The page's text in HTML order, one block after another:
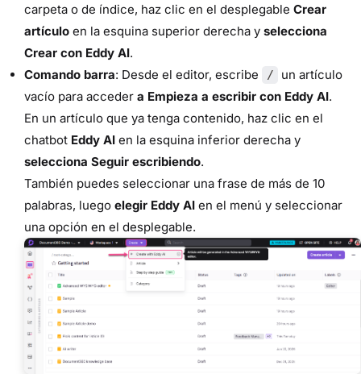
carpeta o de índice, haz clic en el desplegable Crear
artículo en la esquina superior derecha y selecciona
Crear con Eddy AI.
Comando barra: Desde el editor, escribe /
un artículo
vacío para acceder a Empieza a escribir con Eddy AI.
En un artículo que ya tenga contenido, haz clic en el
chatbot Eddy AI en la esquina inferior derecha y
selecciona Seguir escribiendo.
También puedes seleccionar una frase de más de 10
palabras, luego elegir Eddy AI en el menú y seleccionar
una opción en el desplegable.